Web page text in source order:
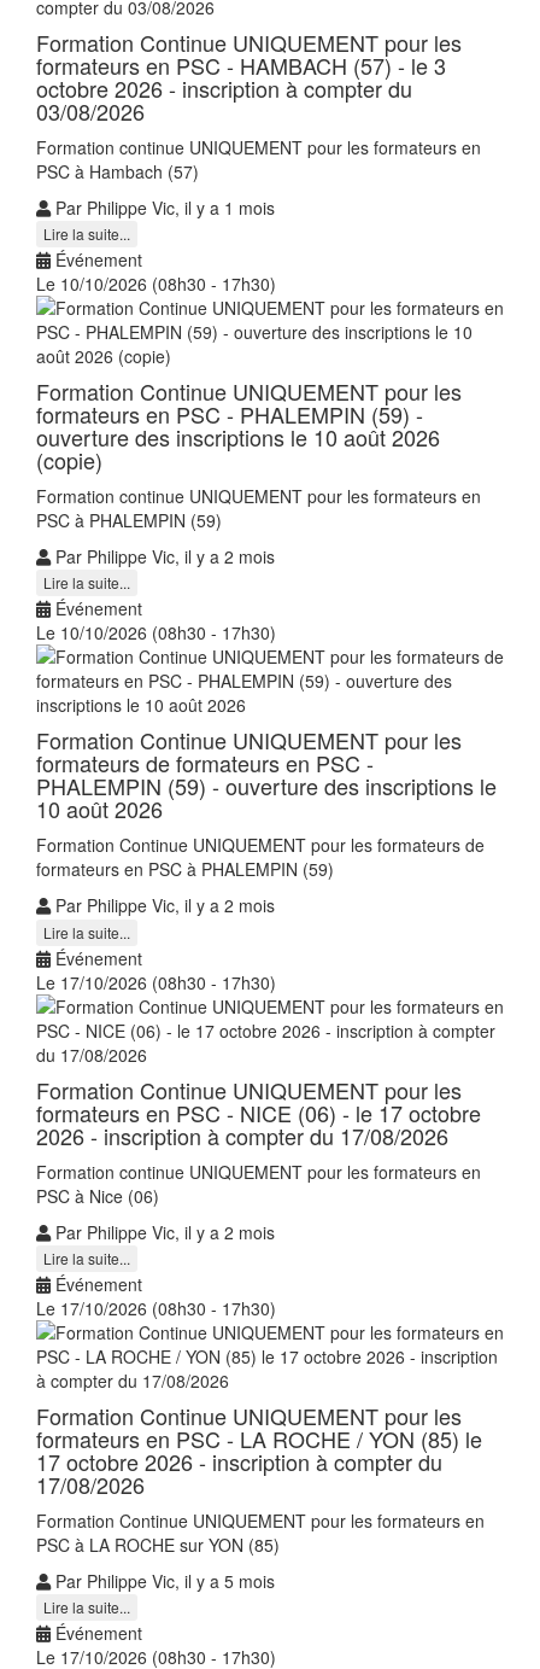
Formation Continue UNIQUEMENT pour les
formateurs en PSC - HAMBACH (57) - le 3
octobre 2026 - inscription à compter du
03/08/2026
Formation continue UNIQUEMENT pour les formateurs en
PSC à Hambach (57)
Par Philippe Vic, il y a 1 mois
Lire la suite...
Événement
Le 10/10/2026 (08h30 - 17h30)
Formation Continue UNIQUEMENT pour les
formateurs en PSC - PHALEMPIN (59) -
ouverture des inscriptions le 10 août 2026
(copie)
Formation continue UNIQUEMENT pour les formateurs en
PSC à PHALEMPIN (59)
Par Philippe Vic, il y a 2 mois
Lire la suite...
Événement
Le 10/10/2026 (08h30 - 17h30)
Formation Continue UNIQUEMENT pour les
formateurs de formateurs en PSC -
PHALEMPIN (59) - ouverture des inscriptions le
10 août 2026
Formation Continue UNIQUEMENT pour les formateurs de
formateurs en PSC à PHALEMPIN (59)
Par Philippe Vic, il y a 2 mois
Lire la suite...
Événement
Le 17/10/2026 (08h30 - 17h30)
Formation Continue UNIQUEMENT pour les
formateurs en PSC - NICE (06) - le 17 octobre
2026 - inscription à compter du 17/08/2026
Formation continue UNIQUEMENT pour les formateurs en
PSC à Nice (06)
Par Philippe Vic, il y a 2 mois
Lire la suite...
Événement
Le 17/10/2026 (08h30 - 17h30)
Formation Continue UNIQUEMENT pour les
formateurs en PSC - LA ROCHE / YON (85) le
17 octobre 2026 - inscription à compter du
17/08/2026
Formation Continue UNIQUEMENT pour les formateurs en
PSC à LA ROCHE sur YON (85)
Par Philippe Vic, il y a 5 mois
Lire la suite...
Événement
Le 17/10/2026 (08h30 - 17h30)